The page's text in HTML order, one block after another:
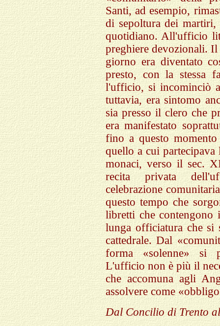
Santi, ad esempio,
di sepoltura dei
quotidiano. All'ufficio
preghiere devozionali.
giorno era diventato
presto, con la stessa
l'ufficio, si incominciò
tuttavia, era sintomo
sia presso il clero che
era manifestato
fino a questo
quello a cui
monaci, verso il sec.
recita privata
celebrazione
questo tempo che
libretti che contengono
lunga officiatura che si
cattedrale. Dal
forma «solenne» si
L'ufficio non è più il
che accomuna agli
assolvere come
Dal Concilio di Trento